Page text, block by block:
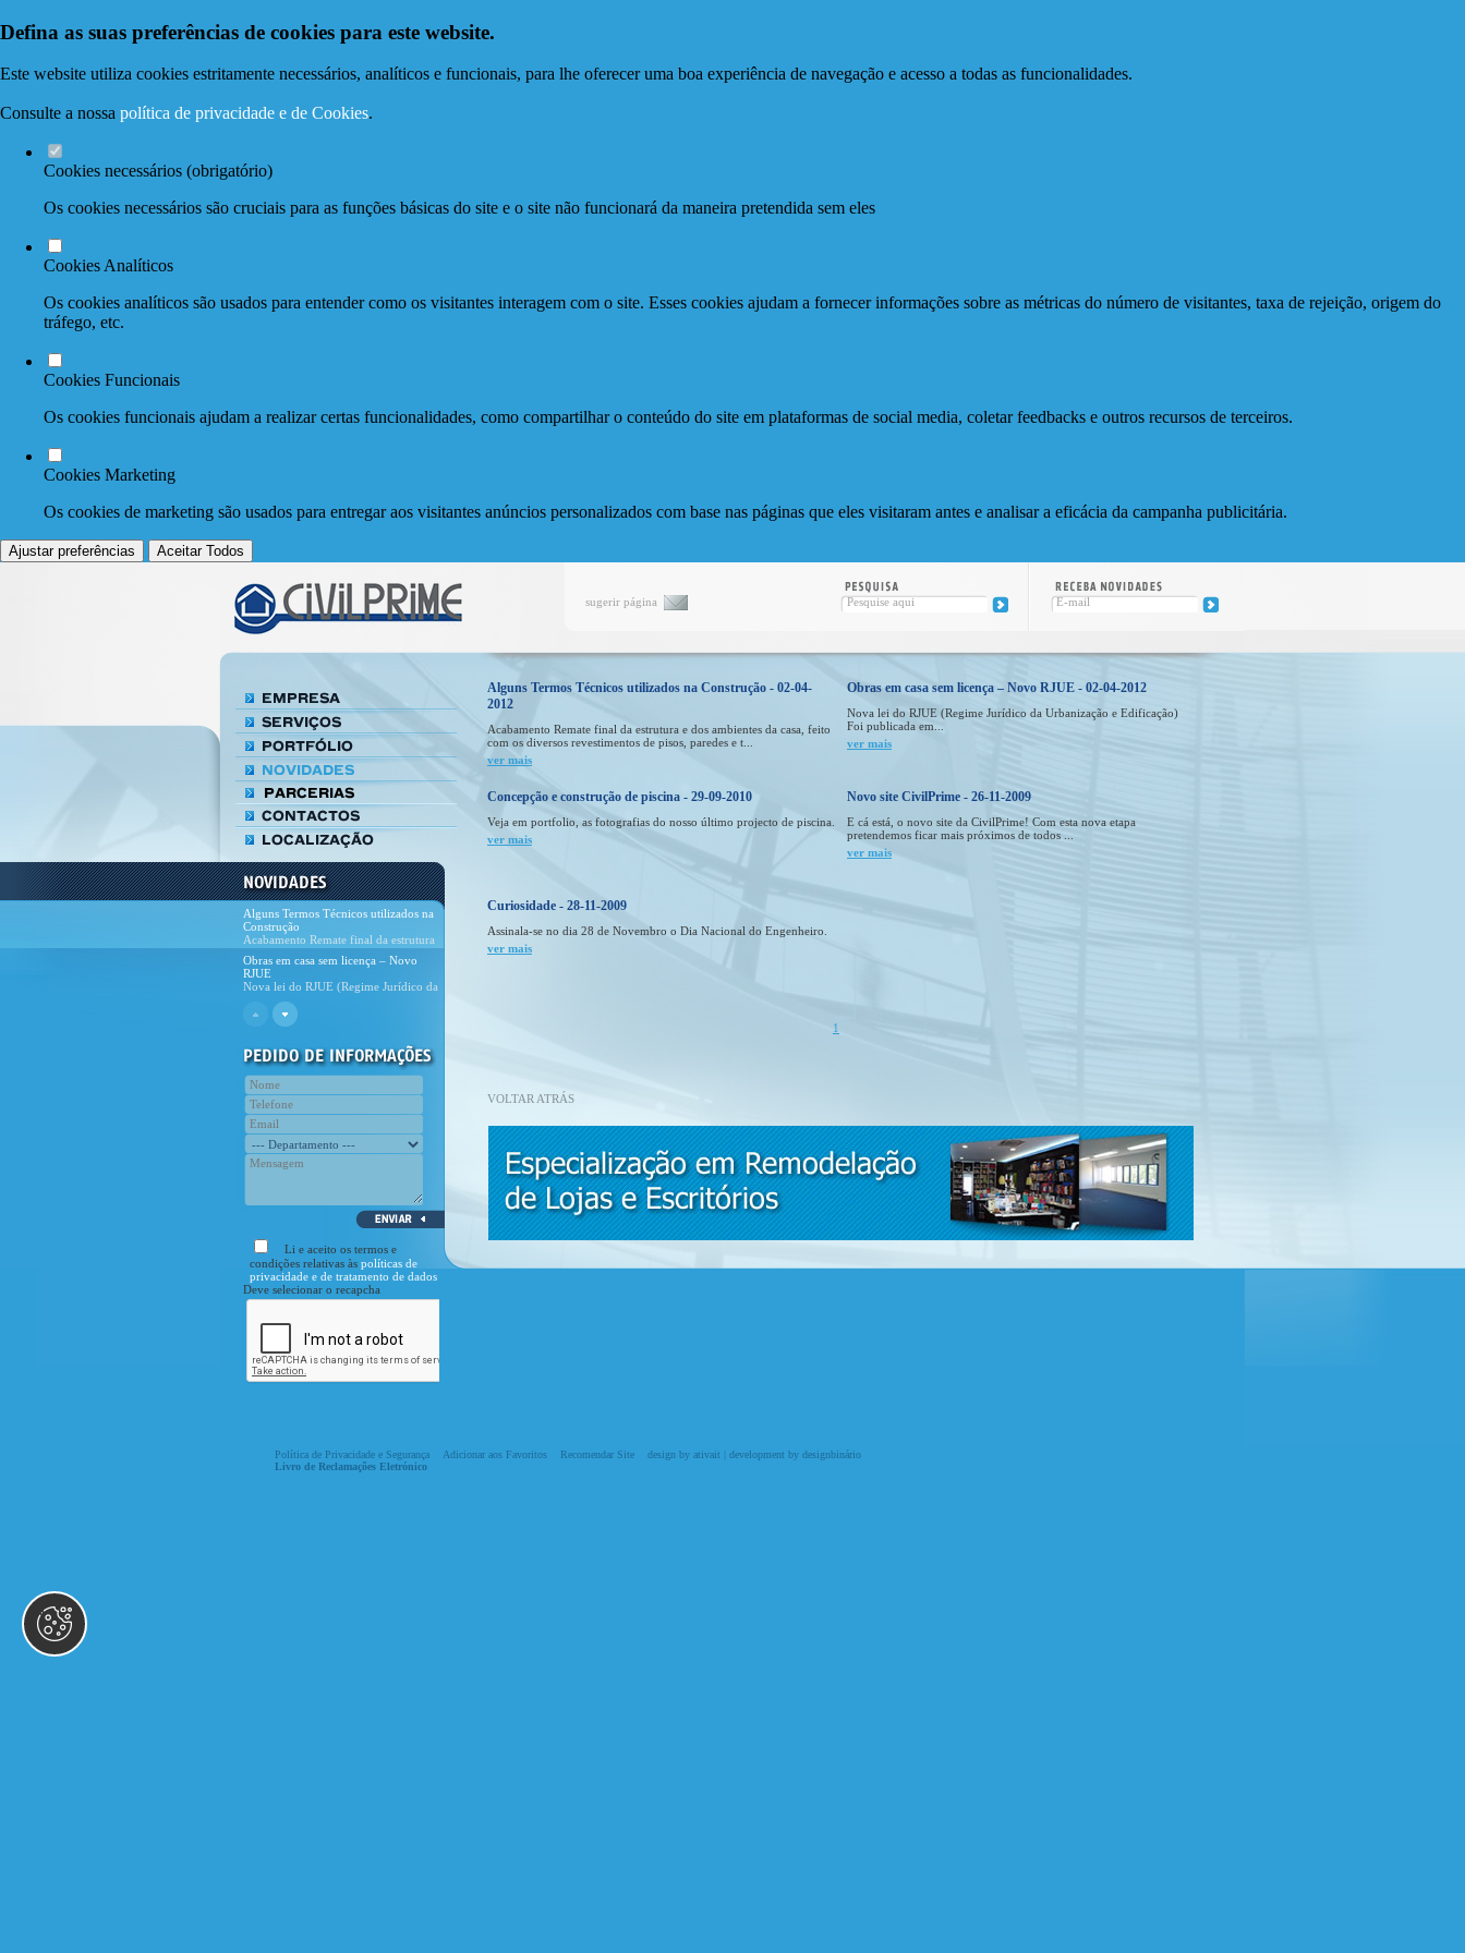
Defina as suas preferências de cookies para este website.
Este website utiliza cookies estritamente necessários, analíticos e funcionais, para lhe oferecer uma boa experiência de navegação e acesso a todas as funcionalidades.
Consulte a nossa política de privacidade e de Cookies.
Cookies necessários (obrigatório)
Os cookies necessários são cruciais para as funções básicas do site e o site não funcionará da maneira pretendida sem eles
Cookies Analíticos
Os cookies analíticos são usados para entender como os visitantes interagem com o site. Esses cookies ajudam a fornecer informações sobre as métricas do número de visitantes, taxa de rejeição, origem do
tráfego, etc.
Cookies Funcionais
Os cookies funcionais ajudam a realizar certas funcionalidades, como compartilhar o conteúdo do site em plataformas de social media, coletar feedbacks e outros recursos de terceiros.
Cookies Marketing
Os cookies de marketing são usados para entregar aos visitantes anúncios personalizados com base nas páginas que eles visitaram antes e analisar a eficácia da campanha publicitária.
Ajustar preferências Aceitar Todos
sugerir página
Alguns Termos Técnicos utilizados na
Construção
Acabamento Remate final da estrutura
e dos ambientes da casa, feito com os
dive
Obras em casa sem licença – Novo
RJUE
Nova lei do RJUE (Regime Jurídico da
Urbanização e Edifica&
Concepção e construção de piscina
Veja em portfolio, as fotografias do
nosso último projecto de piscina.
Novo site CivilPrime
Com esta nova etapa pretende
Curiosidade
Assinala-se no dia 28 de Novembro o
Dia Nacional do Engenheiro.
Li e aceito os termos e
condições relativas às políticas de
privacidade e de tratamento de dados
Deve selecionar o recapcha
Alguns Termos Técnicos utilizados na Construção - 02-04-
2012
Acabamento Remate final da estrutura e dos ambientes da casa, feito
com os diversos revestimentos de pisos, paredes e t...
ver mais
Obras em casa sem licença – Novo RJUE - 02-04-2012
Nova lei do RJUE (Regime Jurídico da Urbanização e Edificação)
Foi publicada em...
ver mais
Concepção e construção de piscina - 29-09-2010
Veja em portfolio, as fotografias do nosso último projecto de piscina.
ver mais
Novo site CivilPrime - 26-11-2009
E cá está, o novo site da CivilPrime! Com esta nova etapa
pretendemos ficar mais próximos de todos ...
ver mais
Curiosidade - 28-11-2009
Assinala-se no dia 28 de Novembro o Dia Nacional do Engenheiro.
ver mais
1
VOLTAR ATRÁS
Política de Privacidade e Segurança Adicionar aos Favoritos Recomendar Site design by ativait
development by designbinário
Livro de Reclamações Eletrónico